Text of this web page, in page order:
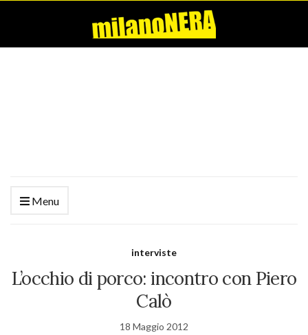
Menu
interviste
L’occhio di porco: incontro con Piero
Calò
18 Maggio 2012